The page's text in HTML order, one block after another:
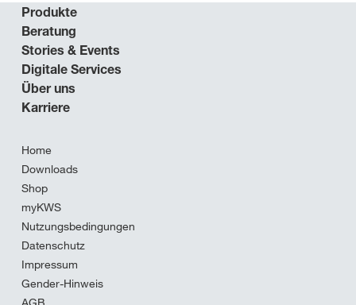
Produkte
Beratung
Stories & Events
Digitale Services
Über uns
Karriere
Home
Downloads
Shop
myKWS
Nutzungsbedingungen
Datenschutz
Impressum
Gender-Hinweis